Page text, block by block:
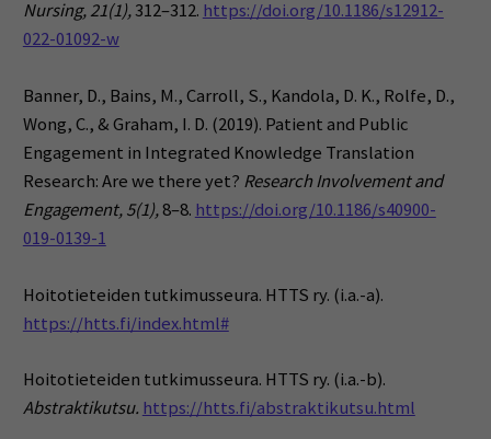
Nursing, 21(1),312–312. https://doi.org/10.1186/s12912-
022-01092-w
Banner, D., Bains, M., Carroll, S., Kandola, D. K., Rolfe, D.,
Wong, C., & Graham, I. D. (2019). Patient and Public
Engagement in Integrated Knowledge Translation
Research: Are we there yet? Research Involvement and
Engagement, 5(1),8–8. https://doi.org/10.1186/s40900-
019-0139-1
Hoitotieteiden tutkimusseura. HTTS ry. (i.a.-a).
https://htts.fi/index.html#
Hoitotieteiden tutkimusseura. HTTS ry. (i.a.-b).
Abstraktikutsu. https://htts.fi/abstraktikutsu.html